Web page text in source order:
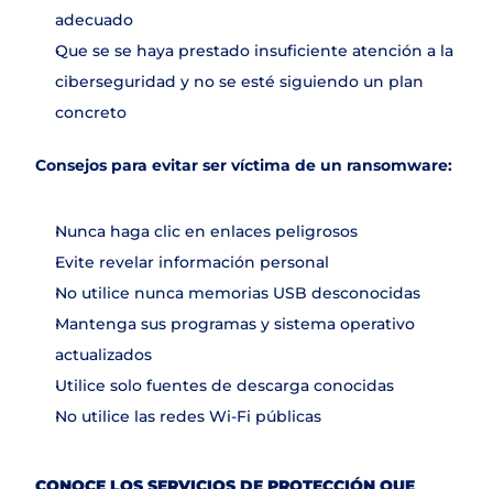
adecuado
Que se se haya prestado insuficiente atención a la
ciberseguridad y no se esté siguiendo un plan
concreto
Consejos para evitar ser víctima de un ransomware:
Nunca haga clic en enlaces peligrosos
Evite revelar información personal
No utilice nunca memorias USB desconocidas
Mantenga sus programas y sistema operativo
actualizados
Utilice solo fuentes de descarga conocidas
No utilice las redes Wi-Fi públicas